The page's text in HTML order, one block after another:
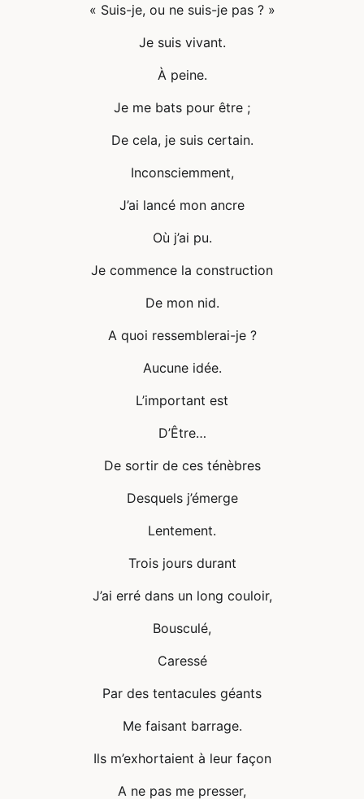
« Suis-je, ou ne suis-je pas ? »
Je suis vivant.
À peine.
Je me bats pour être ;
De cela, je suis certain.
Inconsciemment,
J’ai lancé mon ancre
Où j’ai pu.
Je commence la construction
De mon nid.
A quoi ressemblerai-je ?
Aucune idée.
L’important est
D’Être…
De sortir de ces ténèbres
Desquels j’émerge
Lentement.
Trois jours durant
J’ai erré dans un long couloir,
Bousculé,
Caressé
Par des tentacules géants
Me faisant barrage.
Ils m’exhortaient à leur façon
A ne pas me presser,